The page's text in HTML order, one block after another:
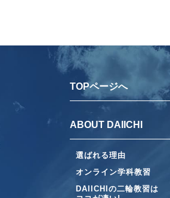
TOPページへ
ABOUT DAIICHI
選ばれる理由
オンライン学科教習
DAIICHIの二輪教習は